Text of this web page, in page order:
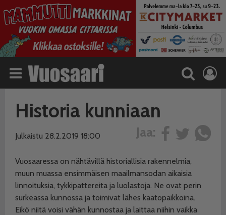
Historia kunniaan
Jaa:
Julkaistu 28.2.2019 18:00
Vuosaaressa on nähtävillä historiallisia rakennelmia,
muun muassa ensimmäisen maailmansodan aikaisia
linnoituksia, tykkipattereita ja luolastoja. Ne ovat perin
surkeassa kunnossa ja toimivat lähes kaatopaikkoina.
Eikö niitä voisi vähän kunnostaa ja laittaa niihin vaikka